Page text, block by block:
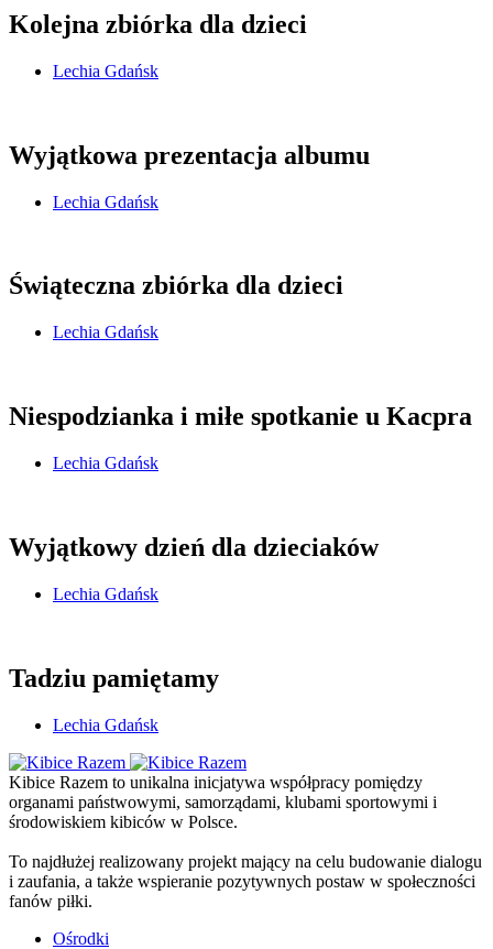
Kolejna zbiórka dla dzieci
Lechia Gdańsk
Wyjątkowa prezentacja albumu
Lechia Gdańsk
Świąteczna zbiórka dla dzieci
Lechia Gdańsk
Niespodzianka i miłe spotkanie u Kacpra
Lechia Gdańsk
Wyjątkowy dzień dla dzieciaków
Lechia Gdańsk
Tadziu pamiętamy
Lechia Gdańsk
Kibice Razem to unikalna inicjatywa współpracy pomiędzy
organami państwowymi, samorządami, klubami sportowymi i
środowiskiem kibiców w Polsce.
To najdłużej realizowany projekt mający na celu budowanie dialogu
i zaufania, a także wspieranie pozytywnych postaw w społeczności
fanów piłki.
Ośrodki